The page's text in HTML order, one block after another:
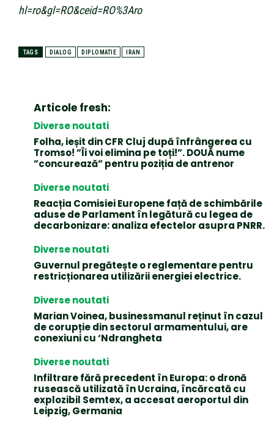
hl=ro&gl=RO&ceid=RO%3Aro
TAGS DIALOG DIPLOMATIE IRAN
Articole fresh:
Diverse noutati
Folha, ieșit din CFR Cluj după înfrângerea cu
Tromso! ”Îi voi elimina pe toți!”. DOUĂ nume
”concurează” pentru poziția de antrenor
Diverse noutati
Reacția Comisiei Europene față de schimbările
aduse de Parlament în legătură cu legea de
decarbonizare: analiza efectelor asupra PNRR.
Diverse noutati
Guvernul pregătește o reglementare pentru
restricționarea utilizării energiei electrice.
Diverse noutati
Marian Voinea, businessmanul reținut în cazul
de corupție din sectorul armamentului, are
conexiuni cu ‘Ndrangheta
Diverse noutati
Infiltrare fără precedent în Europa: o dronă
rusească utilizată în Ucraina, încărcată cu
explozibil Semtex, a accesat aeroportul din
Leipzig, Germania